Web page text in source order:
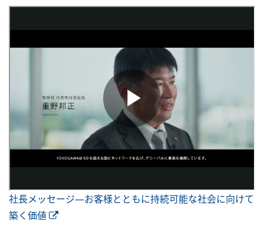
社長メッセージ―お客様とともに持続可能な社会に向けて
築く価値